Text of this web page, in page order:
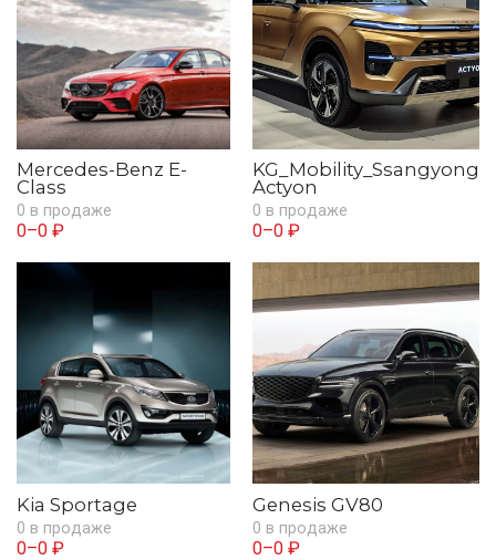
Mercedes-Benz E-
Class
0 в продаже
0–0 ₽
KG_Mobility_Ssangyong
Actyon
0 в продаже
0–0 ₽
Kia Sportage
0 в продаже
0–0 ₽
Genesis GV80
0 в продаже
0–0 ₽